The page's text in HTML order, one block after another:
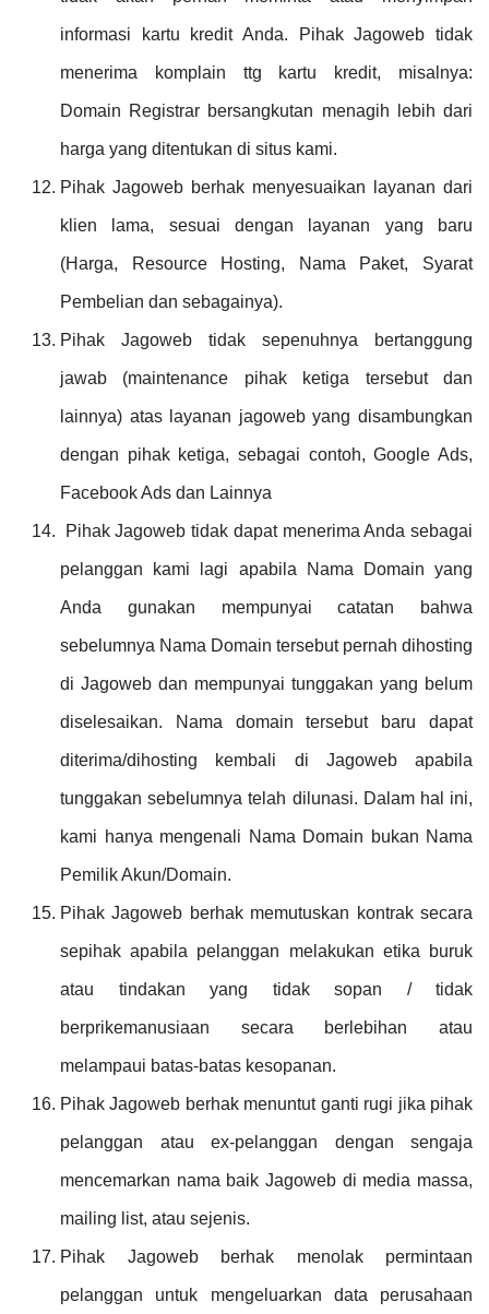
informasi kartu kredit Anda. Pihak Jagoweb tidak
menerima komplain ttg kartu kredit, misalnya:
Domain Registrar bersangkutan menagih lebih dari
harga yang ditentukan di situs kami.
Pihak Jagoweb berhak menyesuaikan layanan dari
klien lama, sesuai dengan layanan yang baru
(Harga, Resource Hosting, Nama Paket, Syarat
Pembelian dan sebagainya).
Pihak Jagoweb tidak sepenuhnya bertanggung
jawab (maintenance pihak ketiga tersebut dan
lainnya) atas layanan jagoweb yang disambungkan
dengan pihak ketiga, sebagai contoh, Google Ads,
Facebook Ads dan Lainnya
Pihak Jagoweb tidak dapat menerima Anda sebagai
pelanggan kami lagi apabila Nama Domain yang
Anda gunakan mempunyai catatan bahwa
sebelumnya Nama Domain tersebut pernah dihosting
di Jagoweb dan mempunyai tunggakan yang belum
diselesaikan. Nama domain tersebut baru dapat
diterima/dihosting kembali di Jagoweb apabila
tunggakan sebelumnya telah dilunasi. Dalam hal ini,
kami hanya mengenali Nama Domain bukan Nama
Pemilik Akun/Domain.
Pihak Jagoweb berhak memutuskan kontrak secara
sepihak apabila pelanggan melakukan etika buruk
atau tindakan yang tidak sopan / tidak
berprikemanusiaan secara berlebihan atau
melampaui batas-batas kesopanan.
Pihak Jagoweb berhak menuntut ganti rugi jika pihak
pelanggan atau ex-pelanggan dengan sengaja
mencemarkan nama baik Jagoweb di media massa,
mailing list, atau sejenis.
Pihak Jagoweb berhak menolak permintaan
pelanggan untuk mengeluarkan data perusahaan